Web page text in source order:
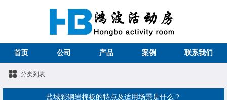
首页 公司 产品 案例 联系我们
分类列表
盐城彩钢岩棉板的特点及适用场景是什么？